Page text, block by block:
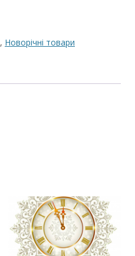
, Новорічні товари